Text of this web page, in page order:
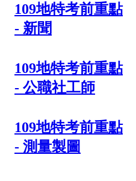
109地特考前重點
- 新聞
109地特考前重點
- 公職社工師
109地特考前重點
- 測量製圖